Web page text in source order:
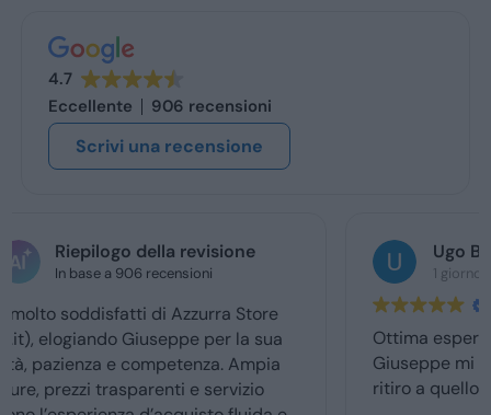
4.7
Eccellente
906 recensioni
Scrivi una recensione
Ugo Brescia
1 giorno fa
Ottima esperienza con la vs concessionaria.
Giuseppe mi ha coccolato dal momenyo del
ritiro a quello della consegna . Grazie davvero